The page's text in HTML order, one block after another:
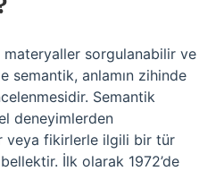
sorgulanabilir ve
semantik, anlamın zihinde
Semantik
deneyimlerden
veya fikirlerle ilgili bir tür
İlk olarak 1972’de